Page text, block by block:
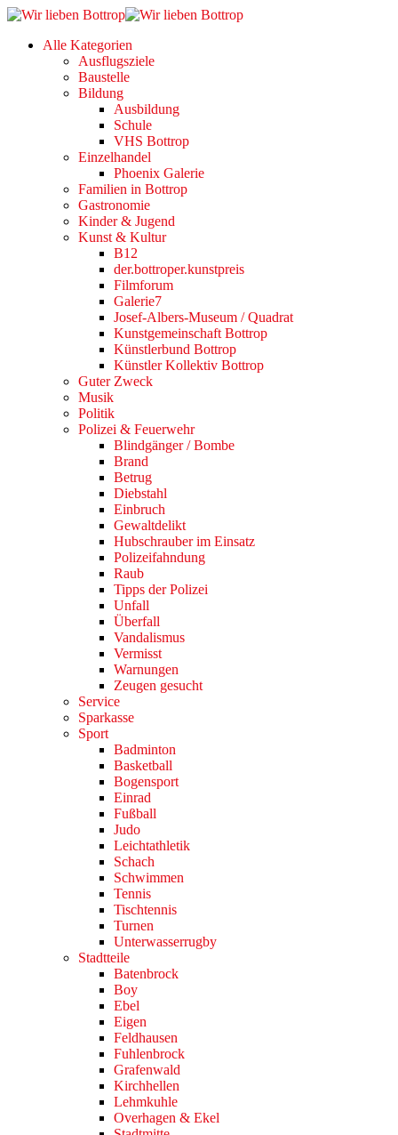
Alle Kategorien
Ausflugsziele
Baustelle
Bildung
Ausbildung
Schule
VHS Bottrop
Einzelhandel
Phoenix Galerie
Familien in Bottrop
Gastronomie
Kinder & Jugend
Kunst & Kultur
B12
der.bottroper.kunstpreis
Filmforum
Galerie7
Josef-Albers-Museum / Quadrat
Kunstgemeinschaft Bottrop
Künstlerbund Bottrop
Künstler Kollektiv Bottrop
Guter Zweck
Musik
Politik
Polizei & Feuerwehr
Blindgänger / Bombe
Brand
Betrug
Diebstahl
Einbruch
Gewaltdelikt
Hubschrauber im Einsatz
Polizeifahndung
Raub
Tipps der Polizei
Unfall
Überfall
Vandalismus
Vermisst
Warnungen
Zeugen gesucht
Service
Sparkasse
Sport
Badminton
Basketball
Bogensport
Einrad
Fußball
Judo
Leichtathletik
Schach
Schwimmen
Tennis
Tischtennis
Turnen
Unterwasserrugby
Stadtteile
Batenbrock
Boy
Ebel
Eigen
Feldhausen
Fuhlenbrock
Grafenwald
Kirchhellen
Lehmkuhle
Overhagen & Ekel